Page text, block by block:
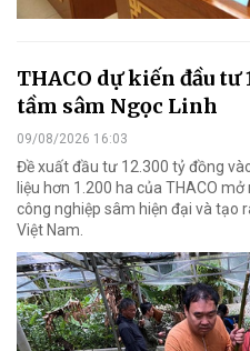
THACO dự kiến đầu
tầm sâm Ngọc Linh
09/08/2026 16:03
Đề xuất đầu tư 12.300 tỷ đồng
liệu hơn 1.200 ha của THACO
công nghiệp sâm hiện đại và tạo
Việt Nam.